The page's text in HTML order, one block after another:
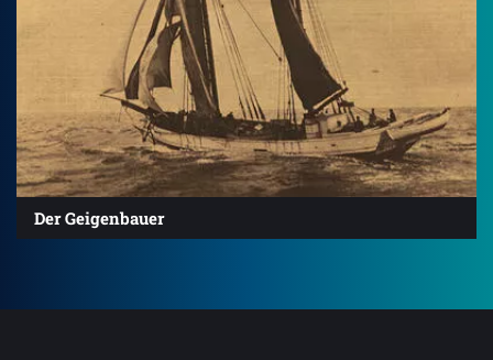
Der Geigenbauer